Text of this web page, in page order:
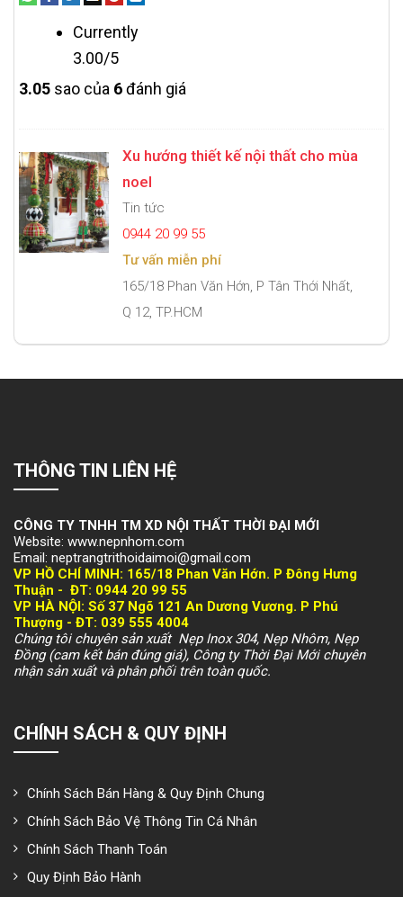
Currently
3.00/5
3.05 sao của 6đánh giá
Xu hướng thiết kế nội thất cho mùa
noel
Tin tức
0944 20 99 55
Tư vấn miễn phí
165/18 Phan Văn Hớn, P Tân Thới Nhất,
Q 12, TP.HCM
THÔNG TIN LIÊN HỆ
CÔNG TY TNHH TM XD NỘI THẤT THỜI ĐẠI MỚI
Website: www.nepnhom.com
Email: neptrangtrithoidaimoi@gmail.com
VP HỒ CHÍ MINH: 165/18 Phan Văn Hớn. P Đông Hưng
Thuận - ĐT: 0944 20 99 55
VP HÀ NỘI: Số 37 Ngõ 121 An Dương Vương. P Phú
Thượng - ĐT: 039 555 4004
Chúng tôi chuyên sản xuất Nẹp Inox 304, Nẹp Nhôm, Nẹp
Đồng (cam kết bán đúng giá), Công ty Thời Đại Mới chuyên
nhận sản xuất và phân phối trên toàn quốc.
CHÍNH SÁCH & QUY ĐỊNH
Chính Sách Bán Hàng & Quy Định Chung
Chính Sách Bảo Vệ Thông Tin Cá Nhân
Chính Sách Thanh Toán
Quy Định Bảo Hành